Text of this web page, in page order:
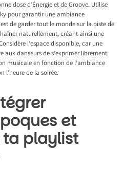
dose d’Énergie et de Groove. Utilise
pour garantir une ambiance
de garder tout le monde sur la piste de
naturellement, créant ainsi une
l’espace disponible, car une
aux danseurs de s’exprimer librement.
musicale en fonction de l’ambiance
l’heure de la soirée.
et
ta playlist